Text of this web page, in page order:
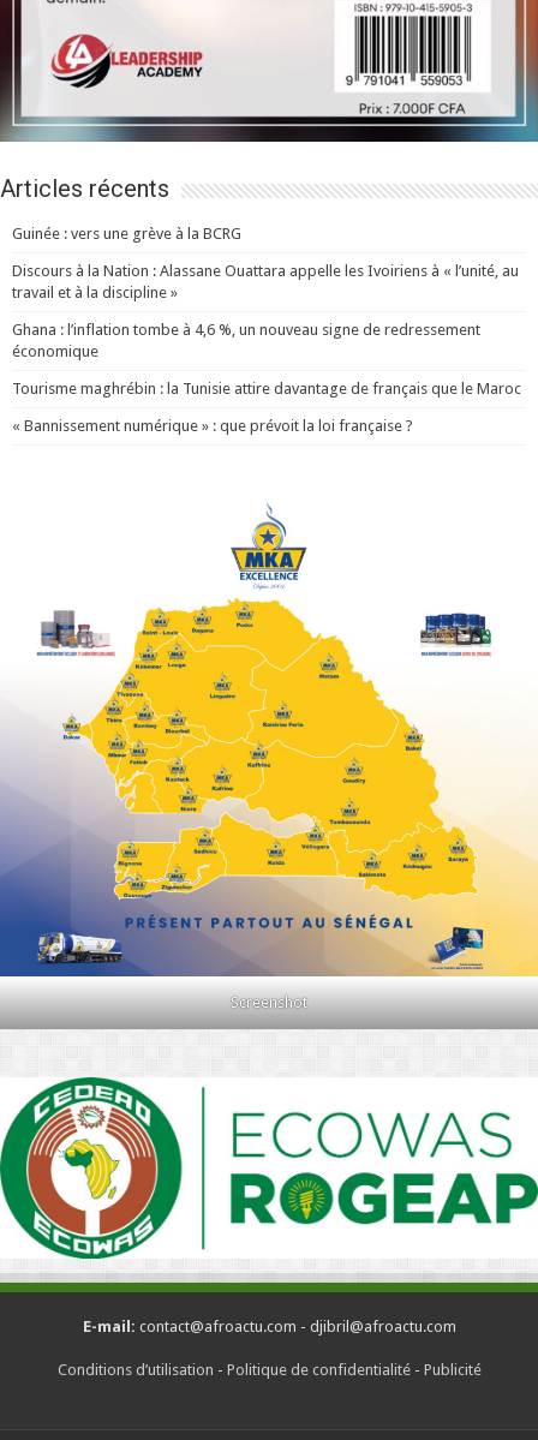
Articles récents
Guinée : vers une grève à la BCRG
Discours à la Nation : Alassane Ouattara appelle les Ivoiriens à « l’unité, au
travail et à la discipline »
Ghana : l’inflation tombe à 4,6 %, un nouveau signe de redressement
économique
Tourisme maghrébin : la Tunisie attire davantage de français que le Maroc
« Bannissement numérique » : que prévoit la loi française ?
Screenshot
E-mail: contact@afroactu.com - djibril@afroactu.com
Conditions d’utilisation - Politique de confidentialité- Publicité